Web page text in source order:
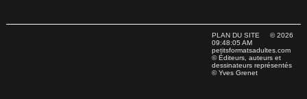
PLAN DU SITE © 2026
09:48:05 AM
petitsformatsadultes.com
© Éditeurs, auteurs et
dessinateurs représentés
© Yves Grenet